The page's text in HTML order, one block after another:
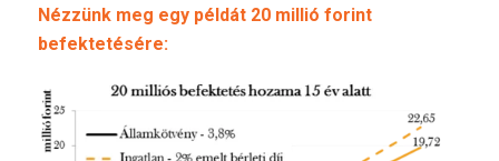
Nézzünk meg egy példát 20 millió forint
befektetésére: